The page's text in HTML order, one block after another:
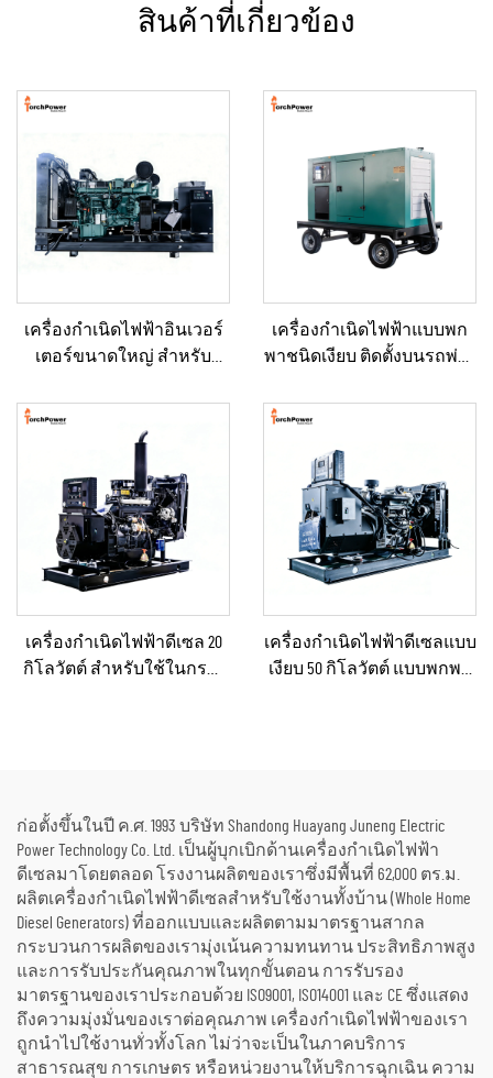
สินค้าที่เกี่ยวข้อง
เครื่องกำเนิดไฟฟ้าอินเวอร์
เตอร์ขนาดใหญ่ สำหรับ
กำเนิดไฟฟ้าดีเซลสำรอง
สำหรับขาย
เครื่องกำเนิดไฟฟ้าแบบพก
พาชนิดเงียบ ติดตั้งบนรถพ่วง
เครื่องกำเนิดไฟฟ้าดีเซล 20
กิโลวัตต์ สำหรับใช้ในกรณี
เครื่องกำเนิดไฟฟ้าดีเซลแบบ
เงียบ 50 กิโลวัตต์ แบบพกพา
ก่อตั้งขึ้นในปี ค.ศ. 1993 บริษัท Shandong Huayang Juneng Electric
Power Technology Co. Ltd. เป็นผู้บุกเบิกด้านเครื่องกำเนิดไฟฟ้า
ดีเซลมาโดยตลอด โรงงานผลิตของเราซึ่งมีพื้นที่ 62,000 ตร.ม.
ผลิตเครื่องกำเนิดไฟฟ้าดีเซลสำหรับใช้งานทั้งบ้าน (Whole Home
Diesel Generators) ที่ออกแบบและผลิตตามมาตรฐานสากล
กระบวนการผลิตของเรามุ่งเน้นความทนทาน ประสิทธิภาพสูง
และการรับประกันคุณภาพในทุกขั้นตอน การรับรอง
มาตรฐานของเราประกอบด้วย ISO9001, ISO14001 และ CE ซึ่งแสดง
ถึงความมุ่งมั่นของเราต่อคุณภาพ เครื่องกำเนิดไฟฟ้าของเรา
ถูกนำไปใช้งานทั่วทั้งโลก ไม่ว่าจะเป็นในภาคบริการ
สาธารณสุข การเกษตร หรือหน่วยงานให้บริการฉุกเฉิน ความ